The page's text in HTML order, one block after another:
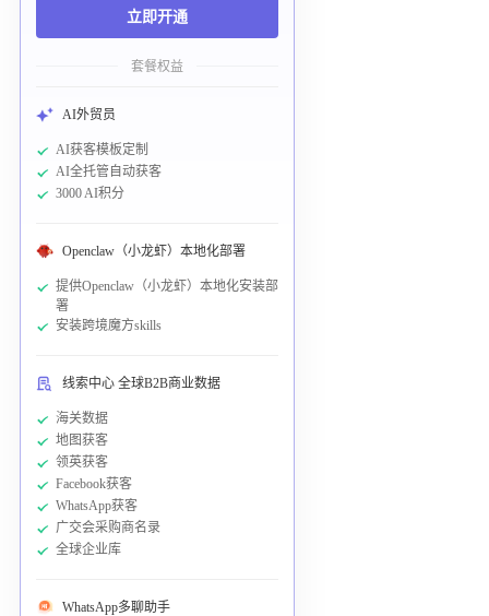
立即开通
套餐权益
AI外贸员
AI获客模板定制
AI全托管自动获客
3000 AI积分
Openclaw（小龙虾）本地化部署
提供Openclaw（小龙虾）本地化安装部
署
安装跨境魔方skills
线索中心 全球B2B商业数据
海关数据
地图获客
领英获客
Facebook获客
WhatsApp获客
广交会采购商名录
全球企业库
WhatsApp多聊助手